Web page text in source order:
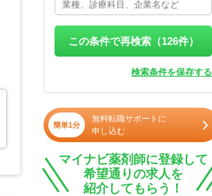
この条件で再検索（126件）
検索条件を保存する
簡単1分
無料転職サポートに
申し込む
マイナビ薬剤師に登録して
希望通りの求人を
紹介してもらう！